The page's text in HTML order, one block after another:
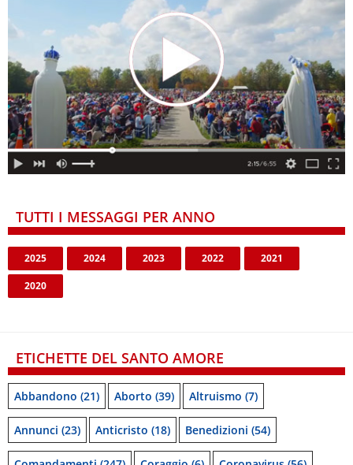
TUTTI I MESSAGGI PER ANNO
2025 2024 2023 2022 2021
2020
ETICHETTE DEL SANTO AMORE
Abbandono (21) Aborto (39) Altruismo (7)
Annunci (23) Anticristo (18) Benedizioni (54)